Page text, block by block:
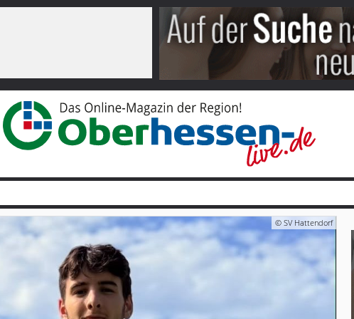
© SV Hattendorf